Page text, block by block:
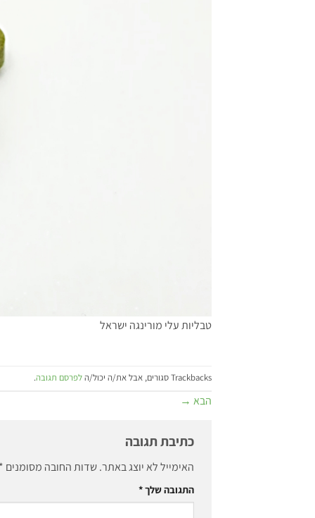
טבליות עלי מורינגה ישראל
Trackbacks סגורים, אבל את/ה יכול/ה לפרסם תגובה.
הבא →
כתיבת תגובה
האימייל לא יוצג באתר.שדות החובה מסומנים
התגובה שלך*